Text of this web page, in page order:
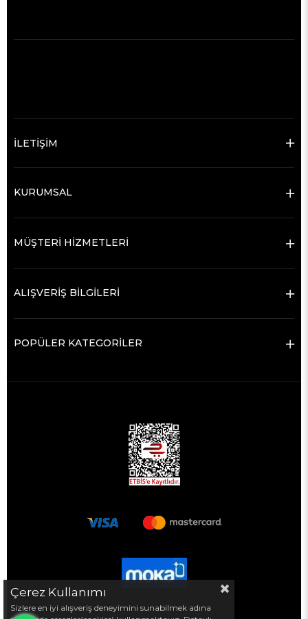
İLETİŞİM
KURUMSAL
MÜŞTERİ HİZMETLERİ
ALIŞVERİŞ BİLGİLERİ
POPÜLER KATEGORİLER
Çerez Kullanımı
Sizlere en iyi alışveriş deneyimini sunabilmek adına